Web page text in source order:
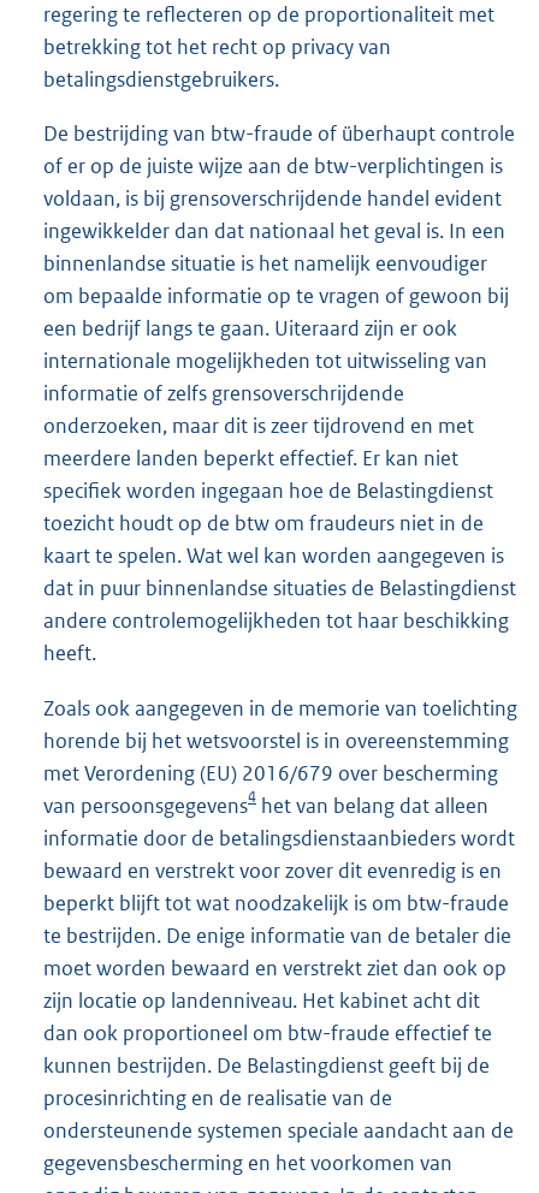
regering te reflecteren op de proportionaliteit met
betrekking tot het recht op privacy van
betalingsdienstgebruikers.
De bestrijding van btw-fraude of überhaupt controle
of er op de juiste wijze aan de btw-verplichtingen is
voldaan, is bij grensoverschrijdende handel evident
ingewikkelder dan dat nationaal het geval is. In een
binnenlandse situatie is het namelijk eenvoudiger
om bepaalde informatie op te vragen of gewoon bij
een bedrijf langs te gaan. Uiteraard zijn er ook
internationale mogelijkheden tot uitwisseling van
informatie of zelfs grensoverschrijdende
onderzoeken, maar dit is zeer tijdrovend en met
meerdere landen beperkt effectief. Er kan niet
specifiek worden ingegaan hoe de Belastingdienst
toezicht houdt op de btw om fraudeurs niet in de
kaart te spelen. Wat wel kan worden aangegeven is
dat in puur binnenlandse situaties de Belastingdienst
andere controlemogelijkheden tot haar beschikking
heeft.
Zoals ook aangegeven in de memorie van toelichting
horende bij het wetsvoorstel is in overeenstemming
met Verordening (EU) 2016/679 over bescherming
van persoonsgegevens4 het van belang dat alleen
informatie door de betalingsdienstaanbieders wordt
bewaard en verstrekt voor zover dit evenredig is en
beperkt blijft tot wat noodzakelijk is om btw-fraude
te bestrijden. De enige informatie van de betaler die
moet worden bewaard en verstrekt ziet dan ook op
zijn locatie op landenniveau. Het kabinet acht dit
dan ook proportioneel om btw-fraude effectief te
kunnen bestrijden. De Belastingdienst geeft bij de
procesinrichting en de realisatie van de
ondersteunende systemen speciale aandacht aan de
gegevensbescherming en het voorkomen van